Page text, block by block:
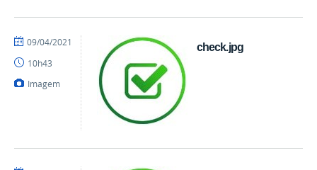
check.jpg
por
publicado
09/04/2021
10h43
Imagem